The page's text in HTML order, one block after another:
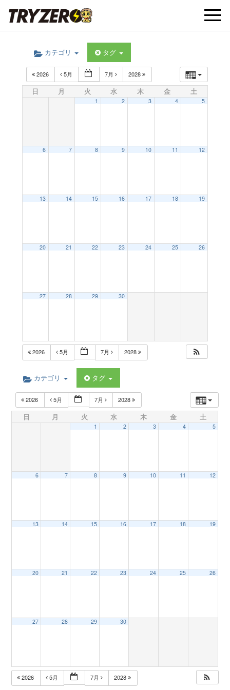
t
t
i
カテゴリ タグ
2026 5月 7月 2028
日 月 火 水 木 金 土
1 2 3 4 5
6 7 8 9 10 11 12
13 14 15 16 17 18 19
20 21 22 23 24 25 26
27 28 29 30
2026 5月 7月 2028
カテゴリ タグ
2026 5月 7月 2028
日 月 火 水 木 金 土
1 2 3 4 5
6 7 8 9 10 11 12
13 14 15 16 17 18 19
20 21 22 23 24 25 26
27 28 29 30
2026 5月 7月 2028